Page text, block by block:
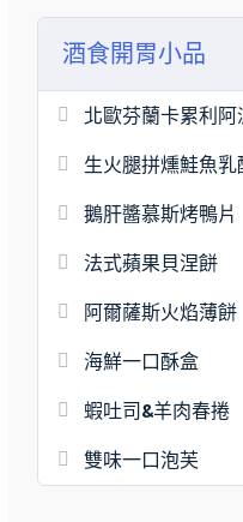
酒食開胃小品
北歐芬蘭卡累利阿
生火腿拼燻鮭魚
鵝肝醬慕斯烤鴨片
法式蘋果貝涅餅
阿爾薩斯火焰薄餅
海鮮一口酥盒
蝦吐司&羊肉春捲
雙味一口泡芙